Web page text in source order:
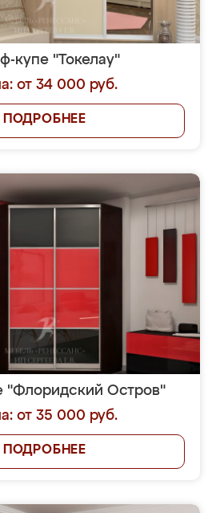
купе "Токелау"
от 34 000 руб.
ПОДРОБНЕЕ
"Флоридский Остров"
от 35 000 руб.
ПОДРОБНЕЕ